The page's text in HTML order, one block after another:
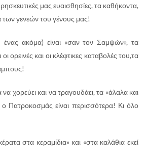
μας ευαισθησίες, τα καθήκοντα,
των γενεών του γένους μας!
ακόμα) είναι «σαν τον Σαμψών», τα
ορεινές και οι κλέφτικες καταβολές του,τα
χορεύει και να τραγουδάει, τα «άλαλα και
Πατροκοσμάς είναι περισσότερα! Κι όλο
στα κεραμίδια» και «στα καλάθια εκεί